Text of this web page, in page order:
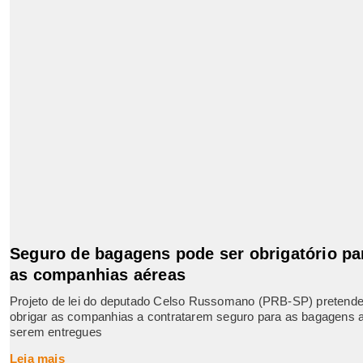
Seguro de bagagens pode ser obrigatório
as companhias aéreas
Projeto de lei do deputado Celso Russomano (PRB-SP) pretende
obrigar as companhias a contratarem seguro para as bagagens
serem entregues
Leia mais